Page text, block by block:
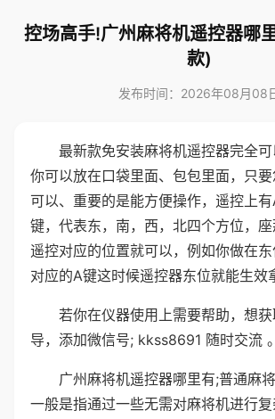
控场高手!广州麻将机遥控器哪
款)
发布时间：2026年08月08
最新款免安装麻将机遥控器完全可
你可以放在口袋里面、包包里面，只
可以、重要的是能方便操作，遥控上
键，代表东，南，西，北四个方位，
遥控对应的位置就可以，例如你做在
对应的A键这时候遥控器东位就能生效
若你在仪器使用上需要帮助，想
导，添加微信号; kkss8691 随时交流 。
广州麻将机遥控器哪里有;普通麻
一般是指通过一些无需对麻将机进行